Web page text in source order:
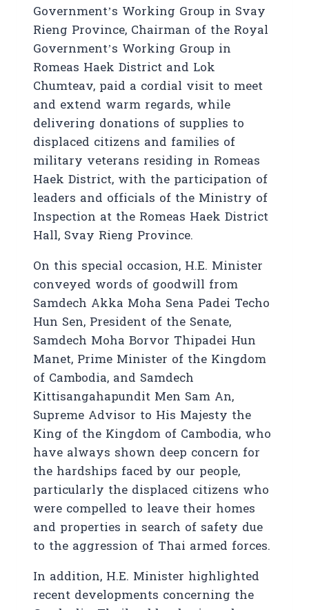
Government’s Working Group in Svay
Rieng Province, Chairman of the Royal
Government’s Working Group in
Romeas Haek District and Lok
Chumteav, paid a cordial visit to meet
and extend warm regards, while
delivering donations of supplies to
displaced citizens and families of
military veterans residing in Romeas
Haek District, with the participation of
leaders and officials of the Ministry of
Inspection at the Romeas Haek District
Hall, Svay Rieng Province.
On this special occasion, H.E. Minister
conveyed words of goodwill from
Samdech Akka Moha Sena Padei Techo
Hun Sen, President of the Senate,
Samdech Moha Borvor Thipadei Hun
Manet, Prime Minister of the Kingdom
of Cambodia, and Samdech
Kittisangahapundit Men Sam An,
Supreme Advisor to His Majesty the
King of the Kingdom of Cambodia, who
have always shown deep concern for
the hardships faced by our people,
particularly the displaced citizens who
were compelled to leave their homes
and properties in search of safety due
to the aggression of Thai armed forces.
In addition, H.E. Minister highlighted
recent developments concerning the